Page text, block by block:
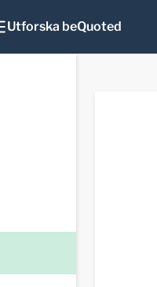
Utforska beQuoted